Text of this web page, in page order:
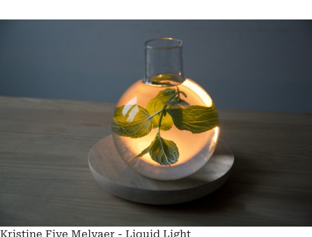
Kristine Five Melvaer - Liquid Light